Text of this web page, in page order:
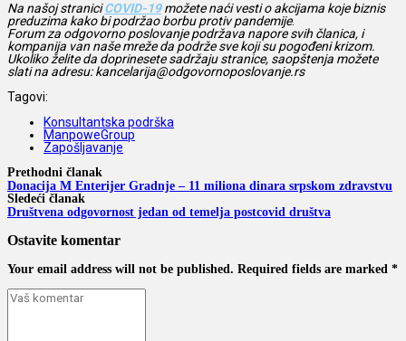
Na našoj straniciCOVID-19 možete naći vesti o akcijama koje biznis
preduzima kako bi podržao borbu protiv pandemije.
Forum za odgovorno poslovanje podržava napore svih članica, i
kompanija van naše mreže da podrže sve koji su pogođeni krizom.
Ukoliko želite da doprinesete sadržaju stranice, saopštenja možete
slati na adresu: kancelarija@odgovornoposlovanje.rs
Tagovi:
Konsultantska podrška
ManpoweGroup
Zapošljavanje
Prethodni članak
Donacija M Enterijer Gradnje – 11 miliona dinara srpskom zdravstvu
Sledeći članak
Društvena odgovornost jedan od temelja postcovid društva
Ostavite komentar
Your email address will not be published. Required fields are marked *